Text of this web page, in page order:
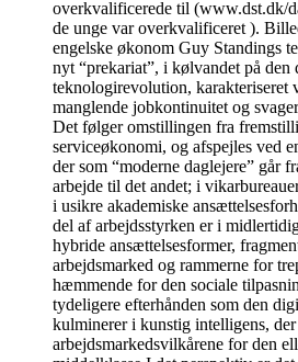
overkvalificerede til (www.dst.dk/
de unge var overkvalificeret ).
engelske økonom Guy Standings
nyt “prekariat”, i kølvandet på den
teknologirevolution, karakteriseret
manglende jobkontinuitet og
Det følger omstillingen fra
serviceøkonomi, og afspejles ved
der som “moderne daglejere” går
arbejde til det andet; i
i usikre akademiske
del af arbejdsstyrken er i
hybride ansættelsesformer,
arbejdsmarked og rammerne for
hæmmende for den sociale
tydeligere efterhånden som den
kulminerer i kunstig intelligens,
arbejdsmarkedsvilkårene for den